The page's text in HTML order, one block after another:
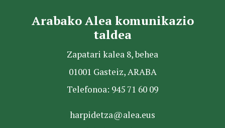
Arabako Alea komunikazio
taldea
Zapatari kalea 8, behea
01001 Gasteiz, ARABA
Telefonoa: 945 71 60 09
harpidetza@alea.eus